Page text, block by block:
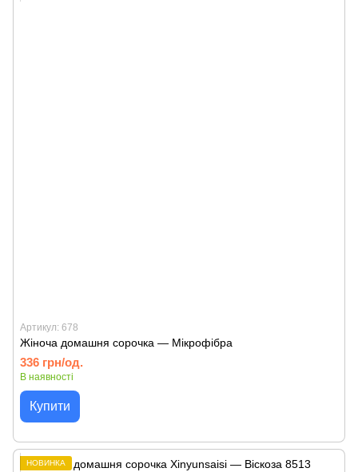
Артикул: 678
Жіноча домашня сорочка — Мікрофібра
336 грн/од.
В наявності
Купити
НОВИНКА